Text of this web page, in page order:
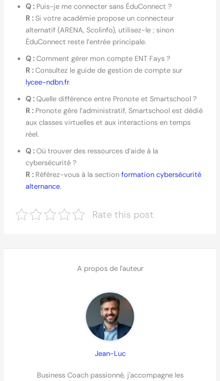
Q :Puis-je me connecter sans ÉduConnect ?
R :Si votre académie propose un connecteur
alternatif (ARENA, Scolinfo), utilisez-le ; sinon
ÉduConnect reste l’entrée principale.
Q :Comment gérer mon compte ENT Fays ?
R :Consultez le guide de gestion de compte sur
lycee-ndbn.fr.
Q :Quelle différence entre Pronote et Smartschool ?
R :Pronote gère l’administratif, Smartschool est dédié
aux classes virtuelles et aux interactions en temps
réel.
Q :Où trouver des ressources d’aide à la
cybersécurité ?
R :Référez-vous à la section formation cybersécurité
alternance.
Rate this post
A propos de l'auteur
Jean-Luc
Business Coach passionné, j'accompagne les